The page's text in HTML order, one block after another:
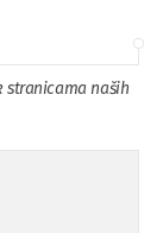
stranicama naših